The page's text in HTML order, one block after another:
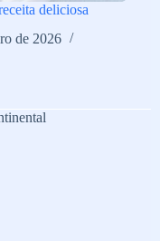
deliciosa
de 2026